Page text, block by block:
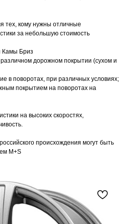
тех, кому нужны отличные
за небольшую стоимость
Камы Бриз
дорожном покрытии (сухом и
в поворотах, при различных условиях;
покрытием на поворотах на
на высоких скоростях,
происхождения могут быть
M+S